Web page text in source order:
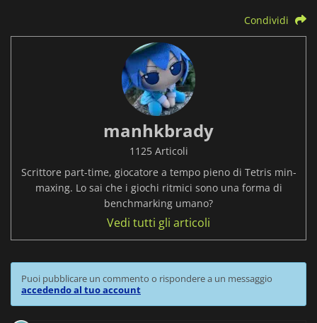
Condividi
manhkbrady
1125 Articoli
Scrittore part-time, giocatore a tempo pieno di Tetris min-
maxing. Lo sai che i giochi ritmici sono una forma di
benchmarking umano?
Vedi tutti gli articoli
Puoi pubblicare un commento o rispondere a un messaggio
accedendo al tuo account